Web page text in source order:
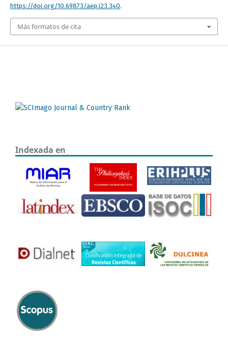
https://doi.org/10.69873/aep.i23.340.
Más formatos de cita
Indexada en